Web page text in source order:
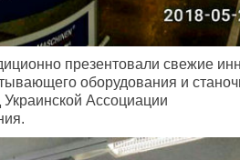
презентовали свежие
оборудования и
Ассоциации